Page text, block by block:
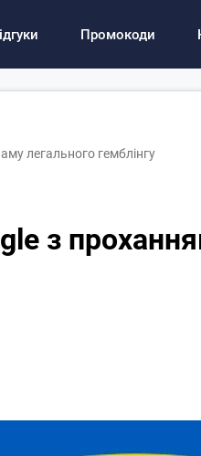
Промокоди
легального гемблінгу
з